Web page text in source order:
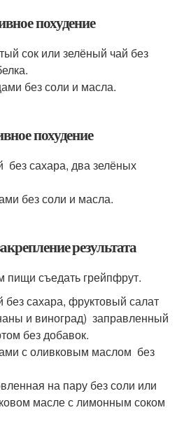
похудение
сок или зелёный чай без
без соли и масла.
похудение
без сахара, два зелёных
без соли и масла.
результата
съедать грейпфрут.
без сахара, фруктовый салат
и виноград) заправленный
без добавок.
с оливковым маслом без
на пару без соли или
масле с лимонным соком